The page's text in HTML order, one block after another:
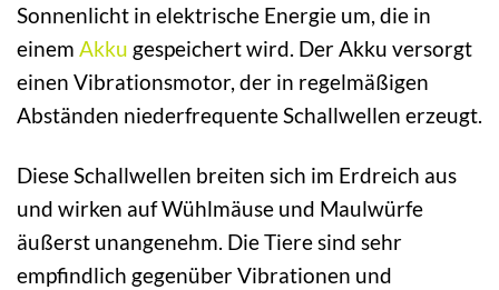
Sonnenlicht in elektrische Energie um, die in
einem Akku gespeichert wird. Der Akku versorgt
einen Vibrationsmotor, der in regelmäßigen
Abständen niederfrequente Schallwellen erzeugt.
Diese Schallwellen breiten sich im Erdreich aus
und wirken auf Wühlmäuse und Maulwürfe
äußerst unangenehm. Die Tiere sind sehr
empfindlich gegenüber Vibrationen und